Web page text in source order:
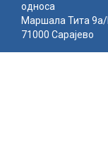
односа
Маршала Тита 9а/II
71000 Сарајево